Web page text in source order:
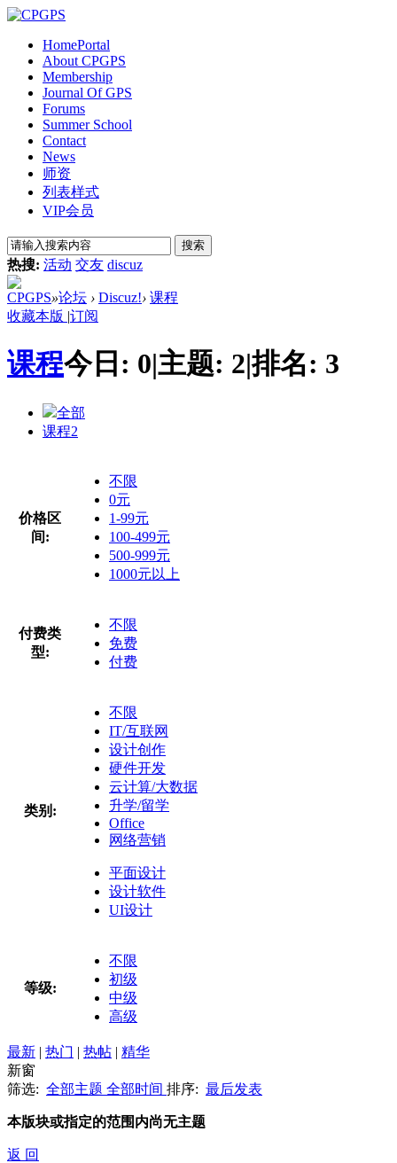
HomePortal
About CPGPS
Membership
Journal Of GPS
Forums
Summer School
Contact
News
师资
列表样式
VIP会员
搜索
热搜: 活动 交友 discuz
CPGPS»论坛 › Discuz!› 课程
收藏本版 |订阅
课程今日: 0|主题: 2|排名: 3
全部
课程2
价格区
间:
不限
0元
1-99元
100-499元
500-999元
1000元以上
付费类
型:
不限
免费
付费
类别:
不限
IT/互联网
设计创作
硬件开发
云计算/大数据
升学/留学
Office
网络营销
平面设计
设计软件
UI设计
等级:
不限
初级
中级
高级
最新 | 热门 | 热帖 | 精华
新窗
筛选: 全部主题 全部时间 排序: 最后发表
本版块或指定的范围内尚无主题
返 回